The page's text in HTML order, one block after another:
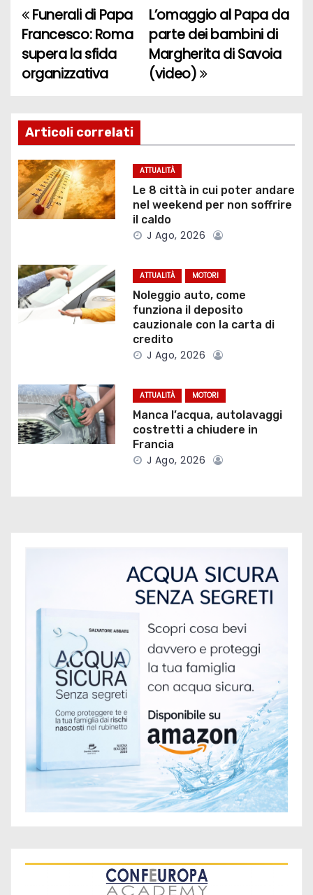
N
a
v
g
a
z
i
n
e
t
i
L’omaggio al Papa da
parte dei bambini di
Margherita di Savoia
(video)
Funerali di Papa
Francesco: Roma
supera la sfida
organizzativa
Articoli correlati
ATTUALITÀ
Le 8 città in cui poter andare
nel weekend per non soffrire
il caldo
J Ago, 2026
ATTUALITÀ MOTORI
Noleggio auto, come
funziona il deposito
cauzionale con la carta di
credito
J Ago, 2026
ATTUALITÀ MOTORI
Manca l’acqua, autolavaggi
costretti a chiudere in
Francia
J Ago, 2026